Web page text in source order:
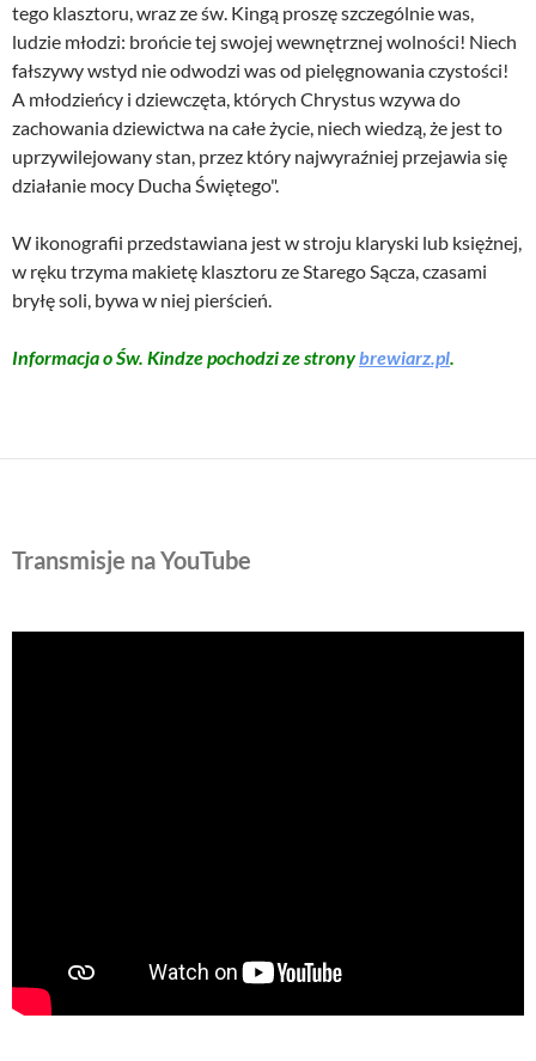
tego klasztoru, wraz ze św. Kingą proszę szczególnie was,
ludzie młodzi: brońcie tej swojej wewnętrznej wolności! Niech
fałszywy wstyd nie odwodzi was od pielęgnowania czystości!
A młodzieńcy i dziewczęta, których Chrystus wzywa do
zachowania dziewictwa na całe życie, niech wiedzą, że jest to
uprzywilejowany stan, przez który najwyraźniej przejawia się
działanie mocy Ducha Świętego".
W ikonografii przedstawiana jest w stroju klaryski lub księżnej,
w ręku trzyma makietę klasztoru ze Starego Sącza, czasami
bryłę soli, bywa w niej pierścień.
Informacja o Św. Kindze pochodzi ze stronybrewiarz.pl.
Transmisje na YouTube